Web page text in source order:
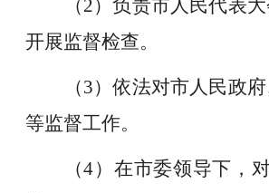
（2）负责市人民代表
开展监督检查。
（3）依法对市人民政
等监督工作。
（4） 在市委领导下，